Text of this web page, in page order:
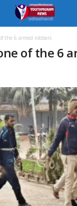
the 6 armed robbers
of the 6